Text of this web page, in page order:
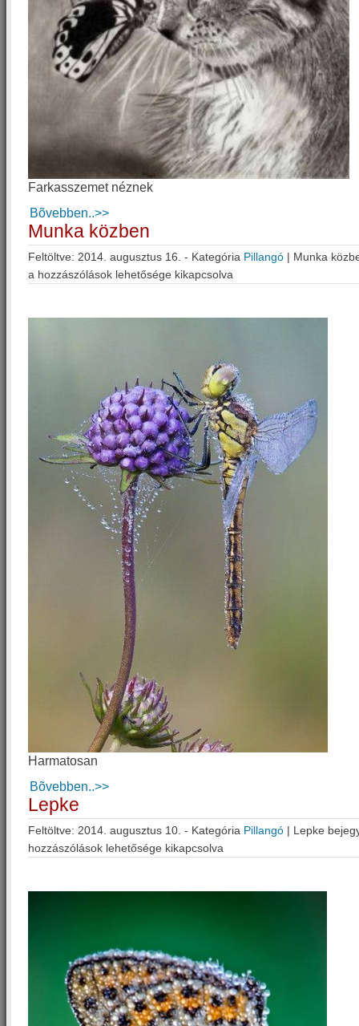
Farkasszemet néznek
Bõvebben..>>
Munka közben
Feltöltve: 2014. augusztus 16. - Kategória Pillangó | Munka
a hozzászólások lehetősége kikapcsolva
Harmatosan
Bõvebben..>>
Lepke
Feltöltve: 2014. augusztus 10. - Kategória Pillangó | Lepke
hozzászólások lehetősége kikapcsolva